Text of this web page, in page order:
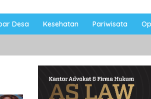
Desa Kesehatan Pariwisata